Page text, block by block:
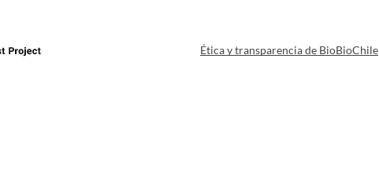
Ética y transparencia de BioBioChile